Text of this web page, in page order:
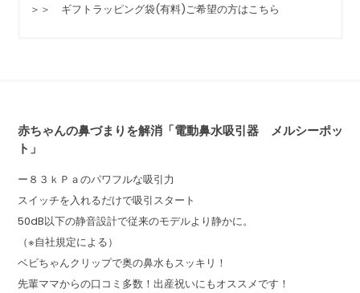
＞＞ ギフトラッピング袋(有料)ご希望の方はこちら
赤ちゃんの鼻づまりを解消「電動鼻水吸引器 メルシーポッ
ト」
ー８３ｋＰａのパワフルな吸引力
スイッチを入れるだけで吸引スタート
50dB以下の静音設計で従来のモデルより静かに。
（※自社規定による）
ベビちゃんクリップで奥の鼻水もスッキリ！
先輩ママからの口コミ多数！出産祝いにもオススメです！